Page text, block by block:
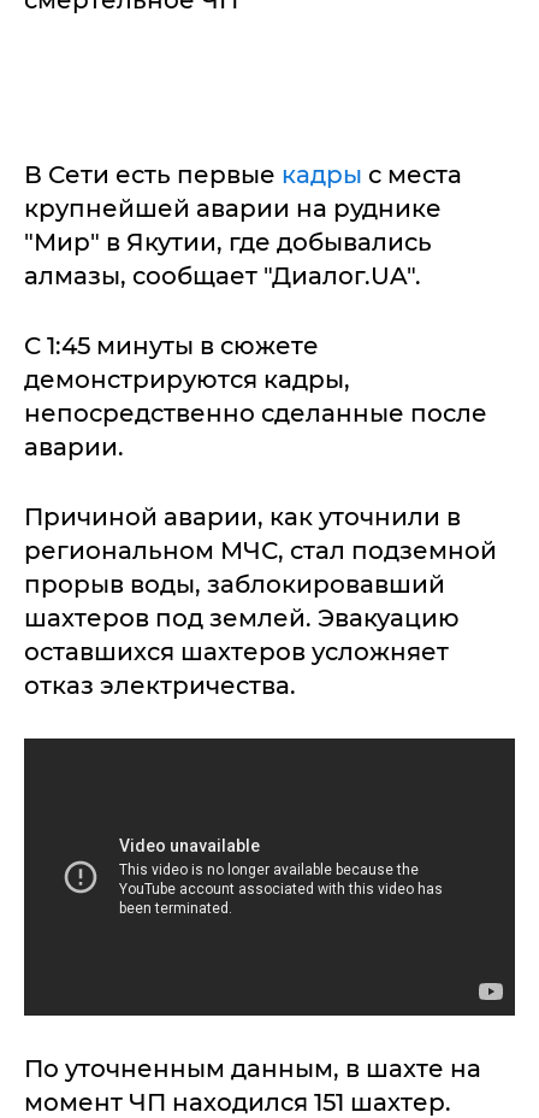
В Сети есть первые кадры с места
крупнейшей аварии на руднике
"Мир" в Якутии, где добывались
алмазы, сообщает "Диалог.UA".
C 1:45 минуты в сюжете
демонстрируются кадры,
непосредственно сделанные после
аварии.
Причиной аварии, как уточнили в
региональном МЧС, стал подземной
прорыв воды, заблокировавший
шахтеров под землей. Эвакуацию
оставшихся шахтеров усложняет
отказ электричества.
По уточненным данным, в шахте на
момент ЧП находился 151 шахтер.